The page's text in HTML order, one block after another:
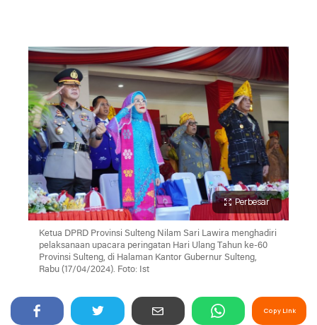
Perbesar
Ketua DPRD Provinsi Sulteng Nilam Sari Lawira menghadiri
pelaksanaan upacara peringatan Hari Ulang Tahun ke-60
Provinsi Sulteng, di Halaman Kantor Gubernur Sulteng,
Rabu (17/04/2024). Foto: Ist
Copy Link